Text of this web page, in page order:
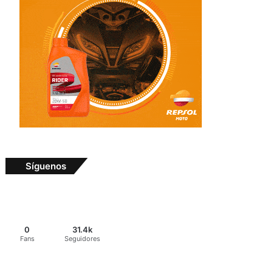
Síguenos
0
Fans
31.4k
Seguidores